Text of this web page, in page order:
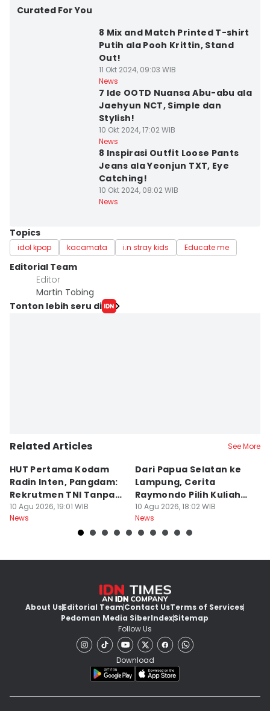
Curated For You
8 Mix and Match Printed T-shirt
Putih ala Pooh Krittin, Stand
Out!
11 Okt 2024, 09:03 WIB
News
7 Ide OOTD Nuansa Abu-abu ala
Jaehyun NCT, Simple dan
Stylish!
10 Okt 2024, 17:02 WIB
News
8 Inspirasi Outfit Loose Pants
Jeans ala Yeonjun TXT, Eye
Catching!
10 Okt 2024, 08:02 WIB
News
Topics
idol kpop kacamata i.n stray kids Educate me
Editorial Team
Editor
Martin Tobing
Tonton lebih seru di
Related Articles See More
HUT Pertama Kodam
Radin Inten, Pangdam:
Rekrutmen TNI Tanpa
Main Uang
10 Agu 2026, 19:01 WIB
News
Dari Papua Selatan ke
Lampung, Cerita
Raymondo Pilih Kuliah
ITERA
10 Agu 2026, 18:02 WIB
News
About UsEditorial TeamContact UsTerms of Services
Pedoman Media SiberIndexSitemap
Follow Us
Download